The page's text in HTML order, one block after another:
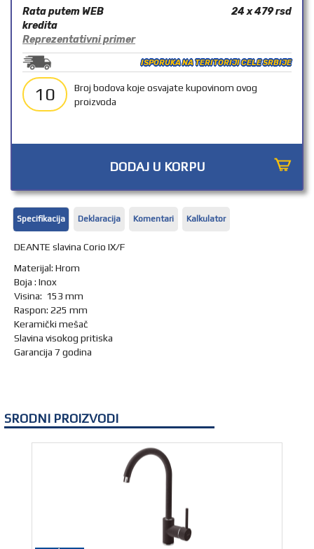
OUTLET
Rata putem WEB
kredita
24 x 479rsd
Reprezentativni primer
ISPORUKA NA TERITORIJI CELE SRBIJE
10
Broj bodova koje osvajate kupovinom ovog
proizvoda
DODAJ U KORPU
Specifikacija Deklaracija Komentari Kalkulator
DEANTE slavina Corio IX/F
Materijal: Hrom
Boja : Inox
Visina: 153 mm
Raspon: 225 mm
Keramički mešač
Slavina visokog pritiska
Garancija 7 godina
SRODNI PROIZVODI